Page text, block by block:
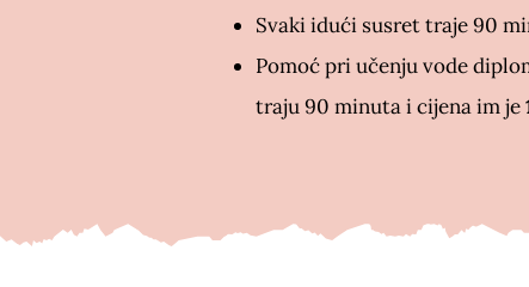
Svaki idući susret traje 90
Pomoć pri učenju vode
traju 90 minuta i cijena im je